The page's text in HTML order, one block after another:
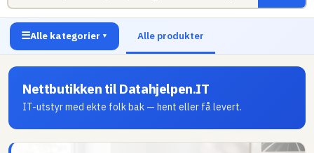
☰Alle kategorier ▼ Alle produkter
Nettbutikken til Datahjelpen.IT
IT-utstyr med ekte folk bak — hent eller få levert.